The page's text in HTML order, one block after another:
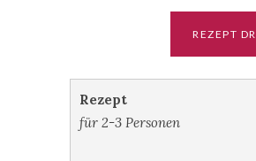
Rezept
für 2-3 Personen